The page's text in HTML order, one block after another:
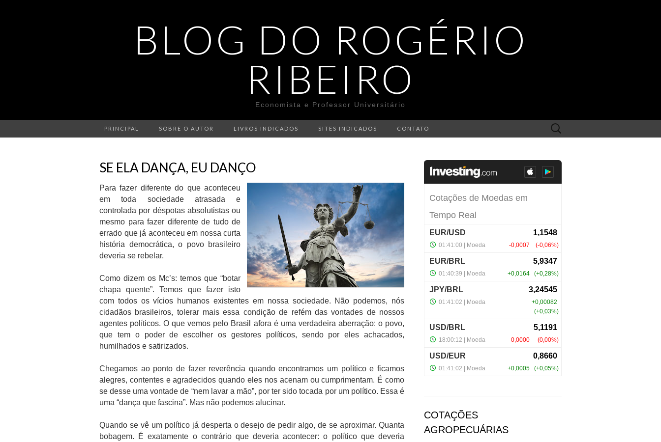
BLOG DO ROGÉRIO
RIBEIRO
Economista e Professor Universitário
PRINCIPAL SOBRE O AUTOR LIVROS INDICADOS SITES INDICADOS CONTATO
Search
for:
SE ELA DANÇA, EU DANÇO
Para fazer diferente do que aconteceu
em toda sociedade atrasada e
controlada por déspotas absolutistas ou
mesmo para fazer diferente de tudo de
errado que já aconteceu em nossa curta
história democrática, o povo brasileiro
deveria se rebelar.
Como dizem os Mc’s: temos que “botar
chapa quente”. Temos que fazer isto
com todos os vícios humanos existentes em nossa sociedade. Não podemos, nós
cidadãos brasileiros, tolerar mais essa condição de refém das vontades de nossos
agentes políticos. O que vemos pelo Brasil afora é uma verdadeira aberração: o povo,
que tem o poder de escolher os gestores políticos, sendo por eles achacados,
humilhados e satirizados.
Chegamos ao ponto de fazer reverência quando encontramos um político e ficamos
alegres, contentes e agradecidos quando eles nos acenam ou cumprimentam. É como
se desse uma vontade de “nem lavar a mão”, por ter sido tocada por um político. Essa é
uma “dança que fascina”. Mas não podemos alucinar.
Quando se vê um político já desperta o desejo de pedir algo, de se aproximar. Quanta
bobagem. É exatamente o contrário que deveria acontecer: o político que deveria
COTAÇÕES
AGROPECUÁRIAS